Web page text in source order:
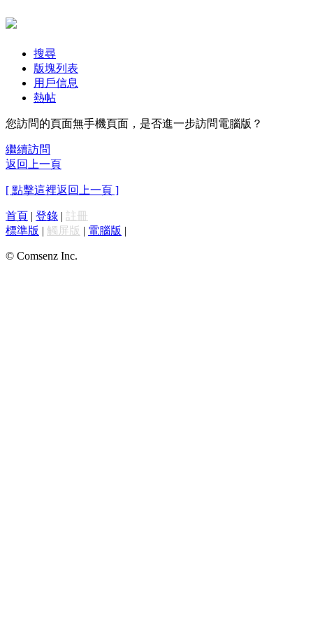
搜尋
版塊列表
用戶信息
熱帖
您訪問的頁面無手機頁面，是否進一步訪問電腦版？
繼續訪問
返回上一頁
[ 點擊這裡返回上一頁 ]
首頁 | 登錄 | 註冊
標準版 | 觸屏版 | 電腦版 |
© Comsenz Inc.